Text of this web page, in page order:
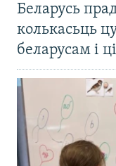
Беларусь
колькасьць
беларусам і